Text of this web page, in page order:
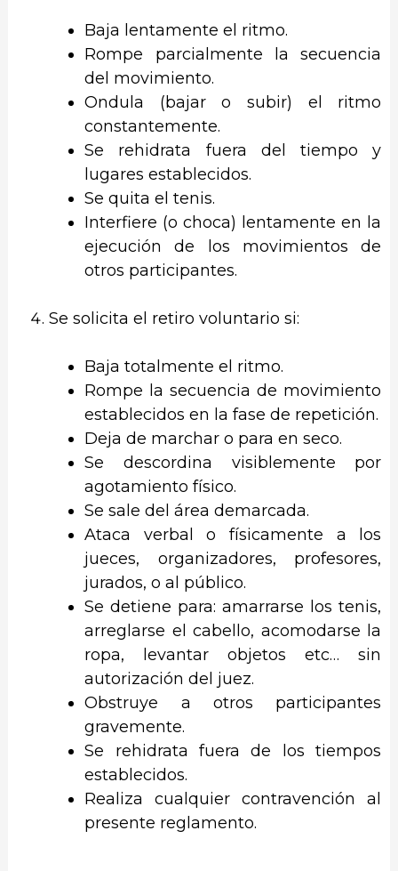
Baja lentamente el ritmo.
Rompe parcialmente la secuencia
del movimiento.
Ondula (bajar o subir) el ritmo
constantemente.
Se rehidrata fuera del tiempo y
lugares establecidos.
Se quita el tenis.
Interfiere (o choca) lentamente en la
ejecución de los movimientos de
otros participantes.
Se solicita el retiro voluntario si:
Baja totalmente el ritmo.
Rompe la secuencia de movimiento
establecidos en la fase de repetición.
Deja de marchar o para en seco.
Se descordina visiblemente por
agotamiento físico.
Se sale del área demarcada.
Ataca verbal o físicamente a los
jueces, organizadores, profesores,
jurados, o al público.
Se detiene para: amarrarse los tenis,
arreglarse el cabello, acomodarse la
ropa, levantar objetos etc… sin
autorización del juez.
Obstruye a otros participantes
gravemente.
Se rehidrata fuera de los tiempos
establecidos.
Realiza cualquier contravención al
presente reglamento.